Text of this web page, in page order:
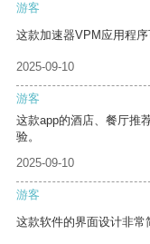
游客
这款加速器VPM应用程
2025-09-10
游客
这款app的酒店、餐厅推
验。
2025-09-10
游客
这款软件的界面设计非常